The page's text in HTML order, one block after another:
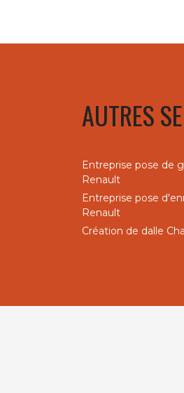
AUTRES
Entreprise pose de
Renault
Entreprise pose
Renault
Création de dalle